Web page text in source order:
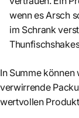
wenn es Arsch
im Schrank
In Summe
verwirrende
wertvollen